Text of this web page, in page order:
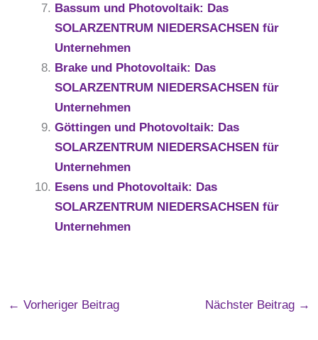
Bassum und Photovoltaik: Das
SOLARZENTRUM NIEDERSACHSEN für
Unternehmen
Brake und Photovoltaik: Das
SOLARZENTRUM NIEDERSACHSEN für
Unternehmen
Göttingen und Photovoltaik: Das
SOLARZENTRUM NIEDERSACHSEN für
Unternehmen
Esens und Photovoltaik: Das
SOLARZENTRUM NIEDERSACHSEN für
Unternehmen
← Vorheriger Beitrag Nächster Beitrag →